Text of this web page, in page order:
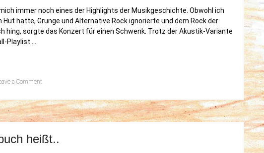
immer noch eines der Highlights der Musikgeschichte. Obwohl ich
hatte, Grunge und Alternative Rock ignorierte und dem Rock der
hing, sorgte das Konzert für einen Schwenk. Trotz der Akustik-Variante
Playlist …
a Commenton
MTV
unplugged
heißt..